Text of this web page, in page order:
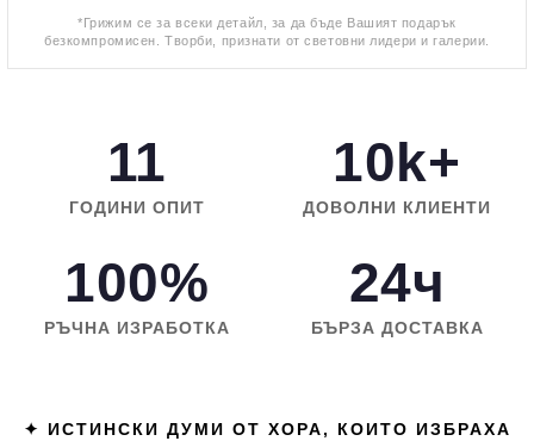
*Грижим се за всеки детайл, за да бъде Вашият подарък
безкомпромисен. Творби, признати от световни лидери и галерии.
11
ГОДИНИ ОПИТ
10k+
ДОВОЛНИ КЛИЕНТИ
100%
РЪЧНА ИЗРАБОТКА
24ч
БЪРЗА ДОСТАВКА
✦ ИСТИНСКИ ДУМИ ОТ ХОРА, КОИТО ИЗБРАХА